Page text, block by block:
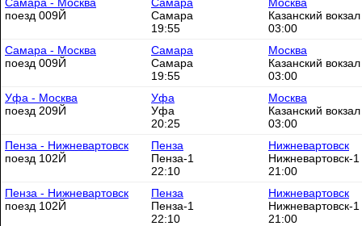
поезд 009Й
Самара
19:55
Казанский вокзал
03:00
Самара - Москва
поезд 009Й
Самара
Самара
19:55
Москва
Казанский вокзал
03:00
Уфа - Москва
поезд 209Й
Уфа
Уфа
20:25
Москва
Казанский вокзал
03:00
Пенза - Нижневартовск
поезд 102Й
Пенза
Пенза-1
22:10
Нижневартовск
Нижневартовск-1
21:00
Пенза - Нижневартовск
поезд 102Й
Пенза
Пенза-1
22:10
Нижневартовск
Нижневартовск-1
21:00